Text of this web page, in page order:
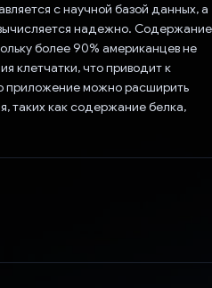
с научной базой данных, а
надежно. Содержание
более 90% американцев не
клетчатки, что приводит к
приложение можно расширить
таких как содержание белка,